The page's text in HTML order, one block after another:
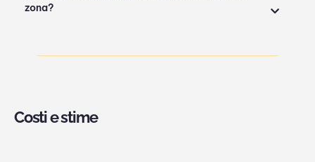
zona?
Costi e stime